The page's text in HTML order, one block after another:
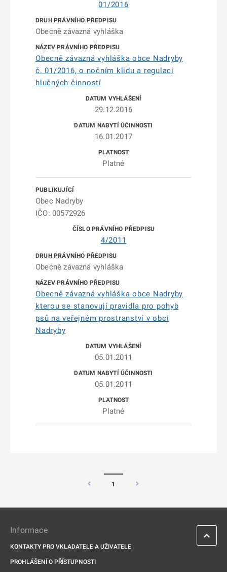
01/2016
Obecně závazná vyhláška
Obecně závazná vyhláška obce Nadryby
č. 01/2016, o nočním klidu a regulaci
hlučných činností
29.12.2016
16.01.2017
Platné
Obec Nadryby
IČO: 00572926
4/2011
Obecně závazná vyhláška
Obecně závazná vyhláška obce Nadryby
kterou se stanovují pravidla pro pohyb
psů na veřejném prostranství v obci
Nadryby
05.01.2011
05.01.2011
Platné
1
Informace
KONTAKTY PRO VKLADATELE A UŽIVATELE
PROHLÁŠENÍ O PŘÍSTUPNOSTI